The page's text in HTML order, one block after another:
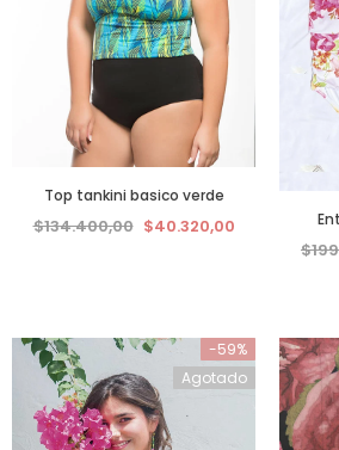
Top tankini basico verde
$134.400,00 $40.320,00
-59%
Agotado